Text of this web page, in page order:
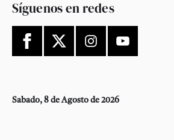
Síguenos en redes
Sabado, 8 de Agosto de 2026